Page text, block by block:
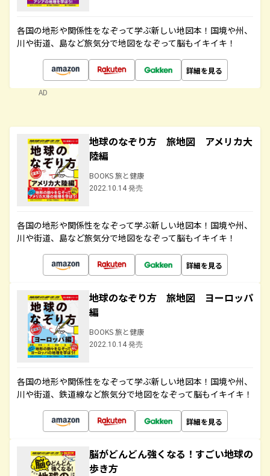
各国の地形や関係性をなぞって学ぶ新しい地図本！国境や州、
川や街道、島など旅気分で地図をなぞって脳もイキイキ！
詳細を見る
AD
地球のなぞり方 旅地図 アメリカ大
陸編
BOOKS 旅と健康
2022.10.14 発売
各国の地形や関係性をなぞって学ぶ新しい地図本！国境や州、
川や街道、島など旅気分で地図をなぞって脳もイキイキ！
詳細を見る
地球のなぞり方 旅地図 ヨーロッパ
編
BOOKS 旅と健康
2022.10.14 発売
各国の地形や関係性をなぞって学ぶ新しい地図本！国境や州、
川や街道、鉄道線など旅気分で地図をなぞって脳もイキイキ！
詳細を見る
脳がどんどん強くなる！すごい地球の
歩き方